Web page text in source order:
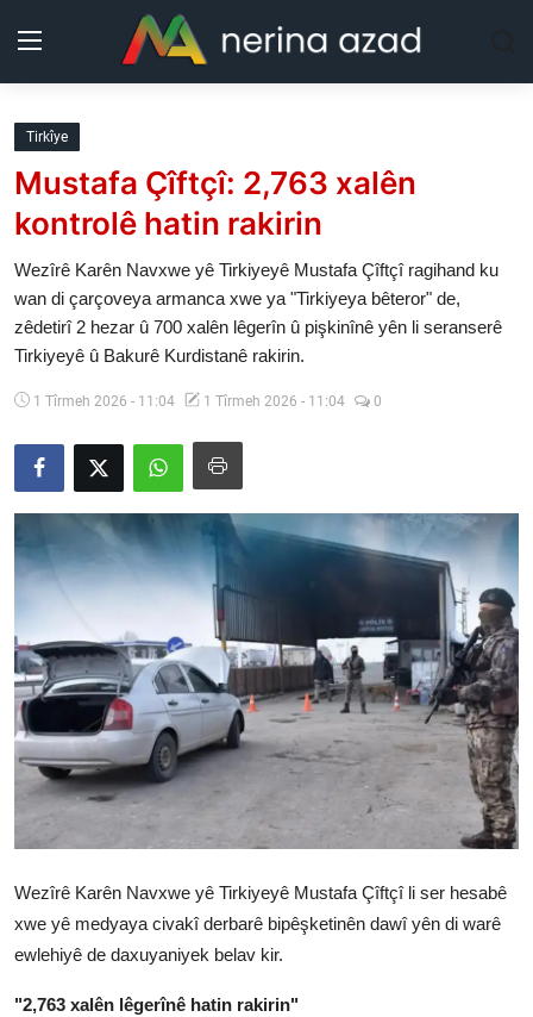
Kurdistan
Herêm
Rojev
Lêkolîn
Wêne
Vidyo
Nivîskar
Arşiv
Têkilî
Türkçe Kurdi
Tirkîye
Mustafa Çîftçî: 2,763 xalên
kontrolê hatin rakirin
Wezîrê Karên Navxwe yê Tirkiyeyê Mustafa Çîftçî ragihand ku
wan di çarçoveya armanca xwe ya "Tirkiyeya bêteror" de,
zêdetirî 2 hezar û 700 xalên lêgerîn û pişkinînê yên li seranserê
Tirkiyeyê û Bakurê Kurdistanê rakirin.
1 Tîrmeh 2026 - 11:04 1 Tîrmeh 2026 - 11:04 0
Wezîrê Karên Navxwe yê Tirkiyeyê Mustafa Çîftçî li ser hesabê
xwe yê medyaya civakî derbarê bipêşketinên dawî yên di warê
ewlehiyê de daxuyaniyek belav kir.
"2,763 xalên lêgerînê hatin rakirin"